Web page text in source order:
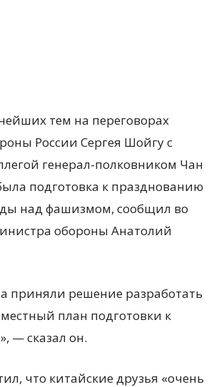
тем на переговорах
России Сергея Шойгу с
генерал-полковником Чан
подготовка к празднованию
над фашизмом, сообщил во
обороны Анатолий
приняли решение разработать
план подготовки к
— сказал он.
что китайские друзья «очень